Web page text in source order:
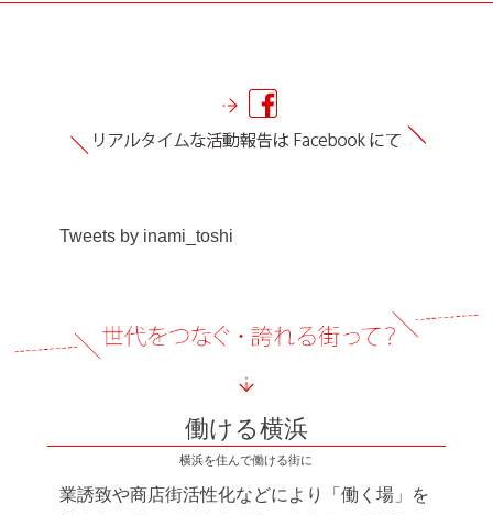
Tweets by inami_toshi
働ける横浜
横浜を住んで働ける街に
業誘致や商店街活性化などにより「働く場」を